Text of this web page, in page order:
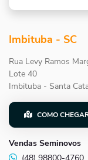
Imbituba - SC
Rua Levy Ramos
Lote 40
Imbituba - Santa
COMO
Vendas Seminovos